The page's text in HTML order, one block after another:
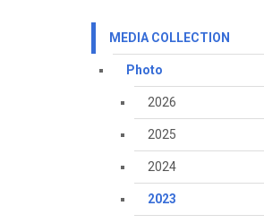
MEDIA COLLECTION
Photo
2026
2025
2024
2023